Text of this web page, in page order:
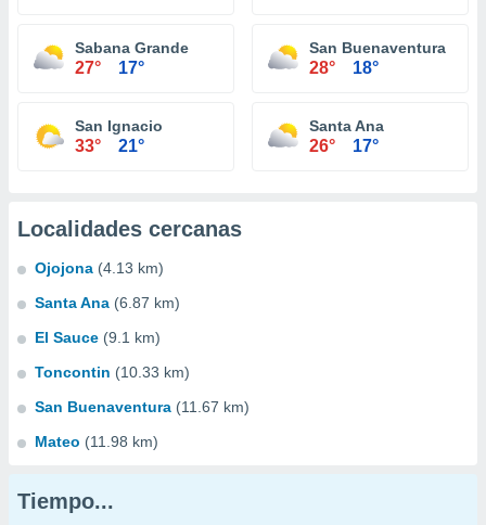
Sabana Grande
27° 17°
San Buenaventura
28° 18°
San Ignacio
33° 21°
Santa Ana
26° 17°
Localidades cercanas
Ojojona (4.13 km)
Santa Ana (6.87 km)
El Sauce (9.1 km)
Toncontin (10.33 km)
San Buenaventura (11.67 km)
Mateo (11.98 km)
Tiempo...